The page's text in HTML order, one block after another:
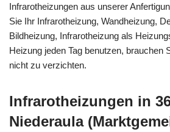
Infrarotheizungen aus unserer
Sie Ihr Infrarotheizung, Wandheizung,
Bildheizung, Infrarotheizung als
Heizung jeden Tag benutzen, brauchen
nicht zu verzichten.
Infrarotheizungen in
Niederaula